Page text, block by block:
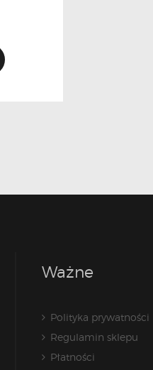
Ważne
Polityka prywatności
Regulamin sklepu
Płatności